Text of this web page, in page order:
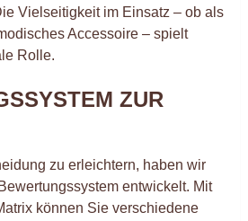
Vielseitigkeit im Einsatz – ob als
Accessoire – spielt
Rolle.
ZUR
zu erleichtern, haben wir
entwickelt. Mit
können Sie verschiedene